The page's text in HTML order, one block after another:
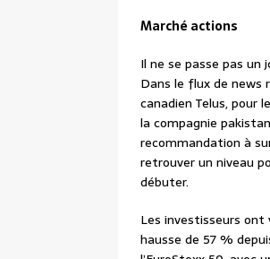
Marché actions
Il ne se passe pas un
Dans le flux de news
canadien Telus, pour
la compagnie
recommandation à
retrouver un niveau
débuter.
Les investisseurs
hausse de 57 %